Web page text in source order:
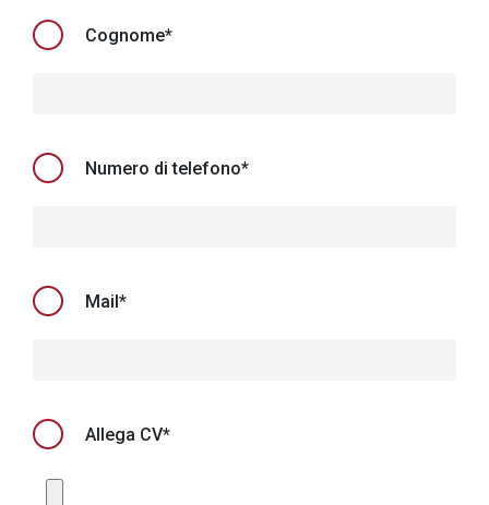
Cognome*
Numero di telefono*
Mail*
Allega CV*